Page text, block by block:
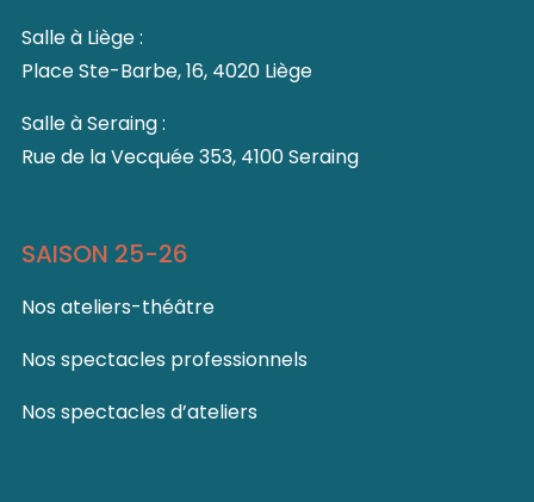
Salle à Liège :
Place Ste-Barbe, 16, 4020 Liège
Salle à Seraing :
Rue de la Vecquée 353, 4100 Seraing
SAISON 25-26
Nos ateliers-théâtre
Nos spectacles professionnels
Nos spectacles d’ateliers